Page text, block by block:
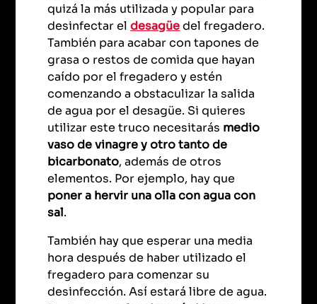
quizá la más utilizada y popular para
desinfectar eldesagüedel fregadero.
También para acabar con tapones de
grasa o restos de comida que hayan
caído por el fregadero y estén
comenzando a obstaculizar la salida
de agua por el desagüe. Si quieres
utilizar este truco necesitarás medio
vaso de vinagre y otro tanto de
bicarbonato, además de otros
elementos. Por ejemplo, hay que
poner a hervir una olla con agua con
sal.
También hay que esperar una media
hora después de haber utilizado el
fregadero para comenzar su
desinfección. Así estará libre de agua.